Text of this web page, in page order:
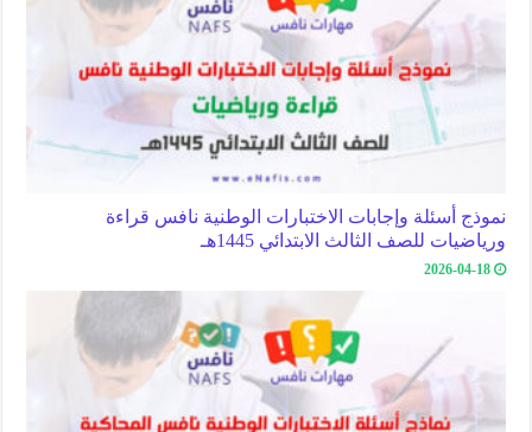
نموذج أسئلة وإجابات الاختبارات الوطنية نافس قراءة
ورياضيات للصف الثالث الابتدائي 1445هـ
2026-04-18